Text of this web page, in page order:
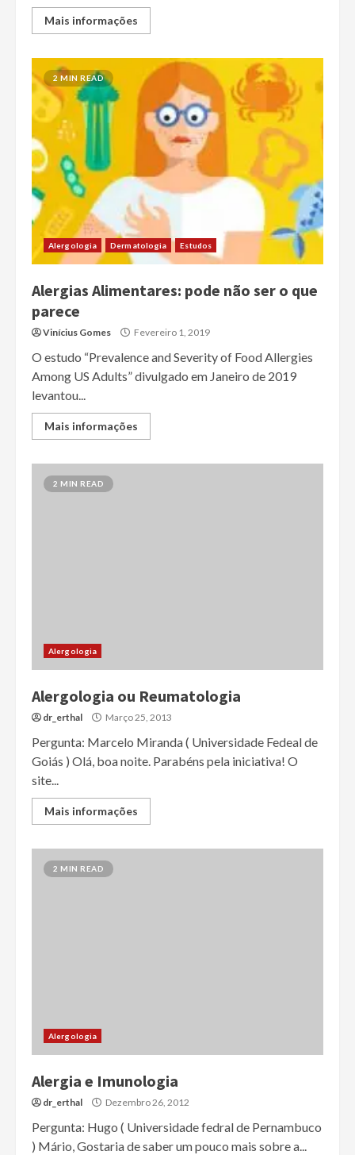
Mais informações
2 MIN READ
Alergologia Dermatologia Estudos
Alergias Alimentares: pode não ser o que
parece
Vinícius Gomes Fevereiro 1, 2019
O estudo “Prevalence and Severity of Food Allergies
Among US Adults” divulgado em Janeiro de 2019
levantou...
Mais informações
2 MIN READ
Alergologia
Alergologia ou Reumatologia
dr_erthal Março 25, 2013
Pergunta: Marcelo Miranda ( Universidade Fedeal de
Goiás ) Olá, boa noite. Parabéns pela iniciativa! O
site...
Mais informações
2 MIN READ
Alergologia
Alergia e Imunologia
dr_erthal Dezembro 26, 2012
Pergunta: Hugo ( Universidade fedral de Pernambuco
) Mário, Gostaria de saber um pouco mais sobre a...